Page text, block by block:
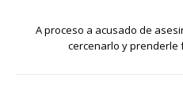
A proceso a acusado de
cercenarlo y prenderle